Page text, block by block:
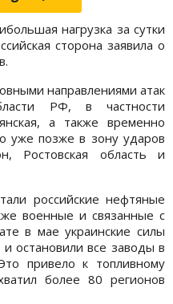
нагрузка за сутки
сторона заявила о
направлениями атак
РФ, в частности
а также временно
уже позже в зону ударов
Ростовская область и
российские нефтяные
военные и связанные с
в мае украинские силы
остановили все заводы в
привело к топливному
более 80 регионов